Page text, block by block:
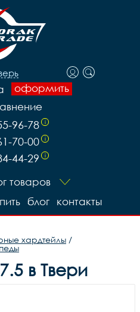
оформить
96-78 i
70-00 i
44-29 i
товаров
контакты
блог
хардтейлы /
в Твери